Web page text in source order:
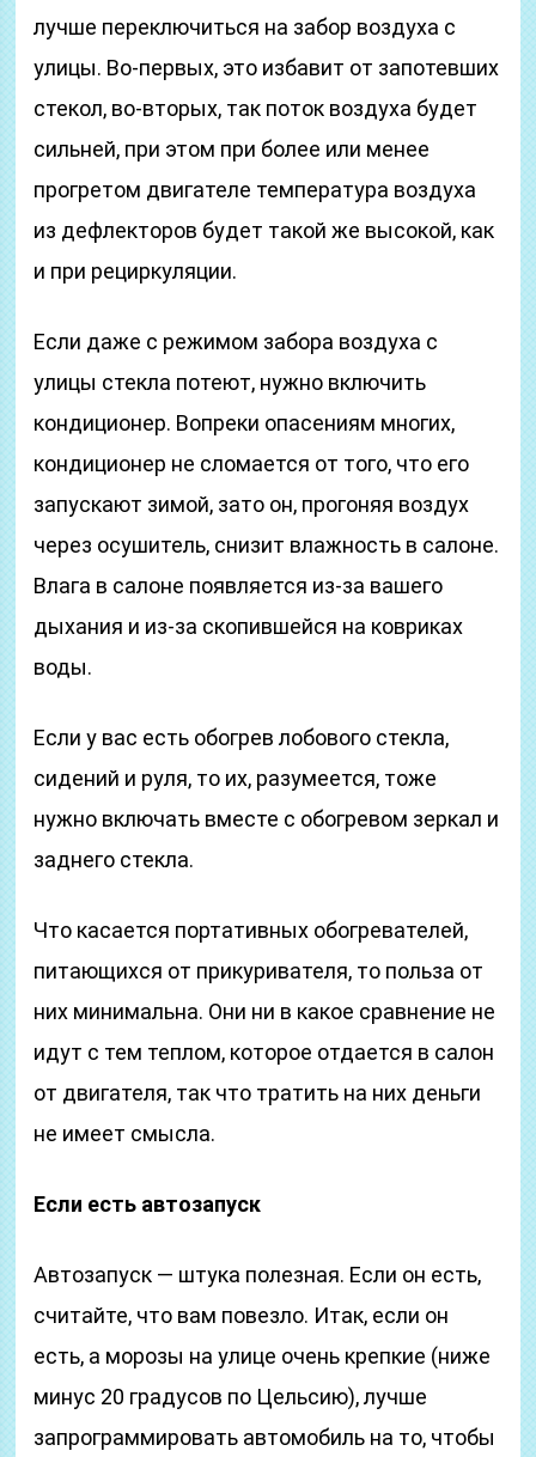
лучше переключиться на забор воздуха с
улицы. Во-первых, это избавит от запотевших
стекол, во-вторых, так поток воздуха будет
сильней, при этом при более или менее
прогретом двигателе температура воздуха
из дефлекторов будет такой же высокой, как
и при рециркуляции.
Если даже с режимом забора воздуха с
улицы стекла потеют, нужно включить
кондиционер. Вопреки опасениям многих,
кондиционер не сломается от того, что его
запускают зимой, зато он, прогоняя воздух
через осушитель, снизит влажность в салоне.
Влага в салоне появляется из-за вашего
дыхания и из-за скопившейся на ковриках
воды.
Если у вас есть обогрев лобового стекла,
сидений и руля, то их, разумеется, тоже
нужно включать вместе с обогревом зеркал и
заднего стекла.
Что касается портативных обогревателей,
питающихся от прикуривателя, то польза от
них минимальна. Они ни в какое сравнение не
идут с тем теплом, которое отдается в салон
от двигателя, так что тратить на них деньги
не имеет смысла.
Если есть автозапуск
Автозапуск — штука полезная. Если он есть,
считайте, что вам повезло. Итак, если он
есть, а морозы на улице очень крепкие (ниже
минус 20 градусов по Цельсию), лучше
запрограммировать автомобиль на то, чтобы